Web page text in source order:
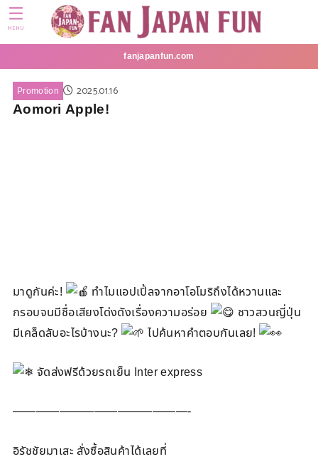
MENU
fanjapanfun.com
Promotion 2025.01.16
Aomori Apple!
มาดูกันค่ะ!
ทำไมแอปเปิ้ลจากอาโอโมริถึงได้หวานและ
กรอบจนมีชื่อเสียงโด่งดังเรื่องความอร่อย
ชาวสวนญี่ปุ่น
มีเคล็ดลับอะไรบ้างนะ?
ไปค้นหาคำตอบกันเลย!
จัดส่งฟรีด้วยรถเย็น Inter express
———————————————-
อิรัชชัยมาเสะ สั่งซื้อสินค้าได้เลยที่